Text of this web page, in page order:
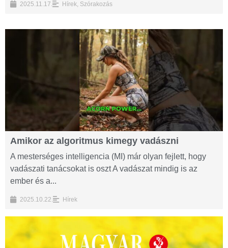
2025.11.17. Hírek, Szórakozás
Amikor az algoritmus kimegy vadászni
A mesterséges intelligencia (MI) már olyan fejlett, hogy
vadászati tanácsokat is oszt A vadászat mindig is az
ember és a...
2025.10.22. Hírek